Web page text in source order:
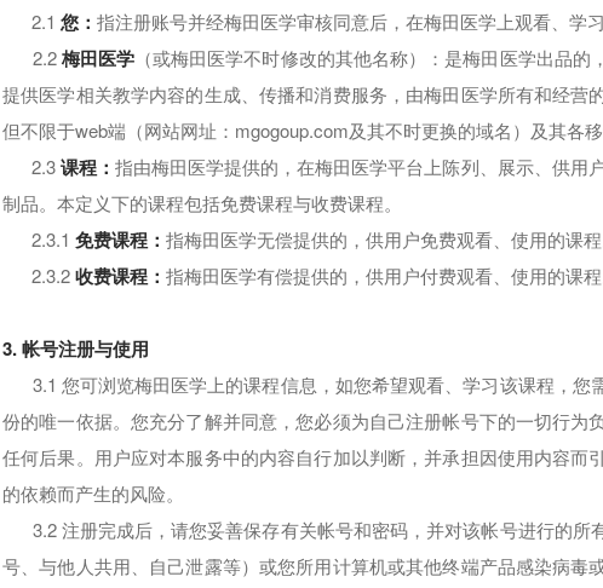
2.1 您： 指注册账号并经梅田医学审核同意后，在梅田医学上观看、学习
2.2梅田医学（或梅田医学不时修改的其他名称）：是梅田医学出品
提供医学相关教学内容的生成、传播和消费服务，由梅田医学所有和经
但不限于web端（网站网址：mgogoup.com及其不时更换的域名）及其各
2.3课程：指由梅田医学提供的，在梅田医学平台上陈列、展示、供
制品。本定义下的课程包括免费课程与收费课程。
2.3.1 免费课程： 指梅田医学无偿提供的，供用户免费观看、使用的课程
2.3.2收费课程： 指梅田医学有偿提供的，供用户付费观看、使用的课程
3. 帐号注册与使用
3.1 您可浏览梅田医学上的课程信息，如您希望观看、学习该课程，
份的唯一依据。您充分了解并同意，您必须为自己注册帐号下的一切行
任何后果。用户应对本服务中的内容自行加以判断，并承担因使用内容
的依赖而产生的风险。
3.2 注册完成后，请您妥善保存有关帐号和密码，并对该帐号进行的
号、与他人共用、自己泄露等）或您所用计算机或其他终端产品感染病